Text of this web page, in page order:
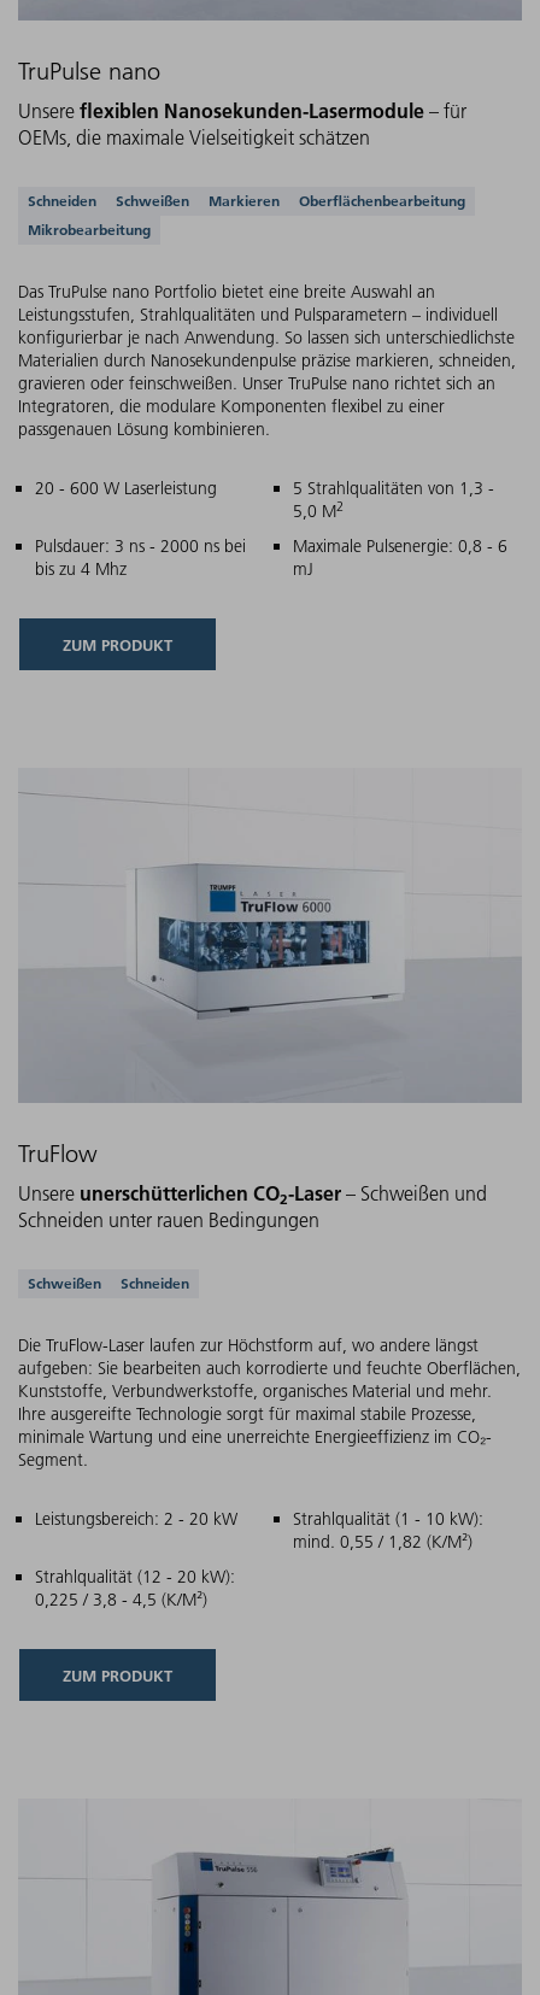
TruPulse nano
Unsere flexiblen Nanosekunden-Lasermodule – für
OEMs, die maximale Vielseitigkeit schätzen
Unterstützte Anwendungen
Schneiden Schweißen Markieren
Oberflächenbearbeitung
Mikrobearbeitung
Das TruPulse nano Portfolio bietet eine breite Auswahl an
Leistungsstufen, Strahlqualitäten und Pulsparametern – individuell
konfigurierbar je nach Anwendung. So lassen sich unterschiedlichste
Materialien durch Nanosekundenpulse präzise markieren, schneiden,
gravieren oder feinschweißen. Unser TruPulse nano richtet sich an
Integratoren, die modulare Komponenten flexibel zu einer
passgenauen Lösung kombinieren.
Hauptmerkmale
20 - 600 W Laserleistung
5 Strahlqualitäten von 1,3 -
5,0 M2
Pulsdauer: 3 ns - 2000 ns bei
bis zu 4 Mhz
Maximale Pulsenergie: 0,8 - 6
mJ
ZUM PRODUKT
TruFlow
Unsere unerschütterlichen CO2-Laser – Schweißen und
Schneiden unter rauen Bedingungen
Unterstützte Anwendungen
Schweißen Schneiden
Die TruFlow-Laser laufen zur Höchstform auf, wo andere längst
aufgeben: Sie bearbeiten auch korrodierte und feuchte Oberflächen,
Kunststoffe, Verbundwerkstoffe, organisches Material und mehr.
Ihre ausgereifte Technologie sorgt für maximal stabile Prozesse,
minimale Wartung und eine unerreichte Energieeffizienz im CO₂-
Segment.
Hauptmerkmale
Leistungsbereich: 2 - 20 kW
Strahlqualität (1 - 10 kW):
mind. 0,55 / 1,82 (K/M²)
Strahlqualität (12 - 20 kW):
0,225 / 3,8 - 4,5 (K/M²)
ZUM PRODUKT